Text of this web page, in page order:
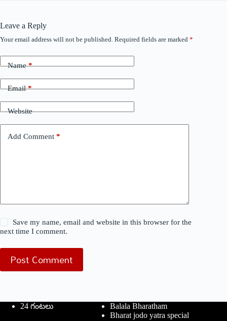
Leave a Reply
Your email address will not be published. Required fields are marked *
Name*
Email*
Website
Add Comment *
Save my name, email and website in this browser for the
next time I comment.
Post Comment
24 గంటలు
Balala Bharatham
Bharat jodo yatra special